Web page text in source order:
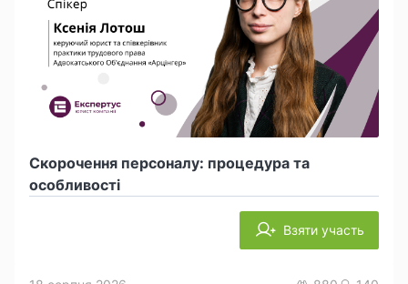
Скорочення персоналу: процедура та
особливості
Взяти участь